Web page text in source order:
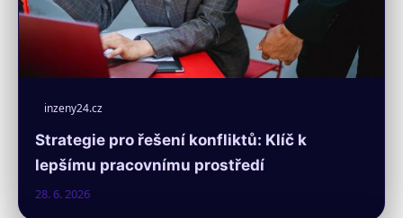
inzeny24.cz
Strategie pro řešení konfliktů: Klíč k
lepšímu pracovnímu prostředí
28. 6. 2026